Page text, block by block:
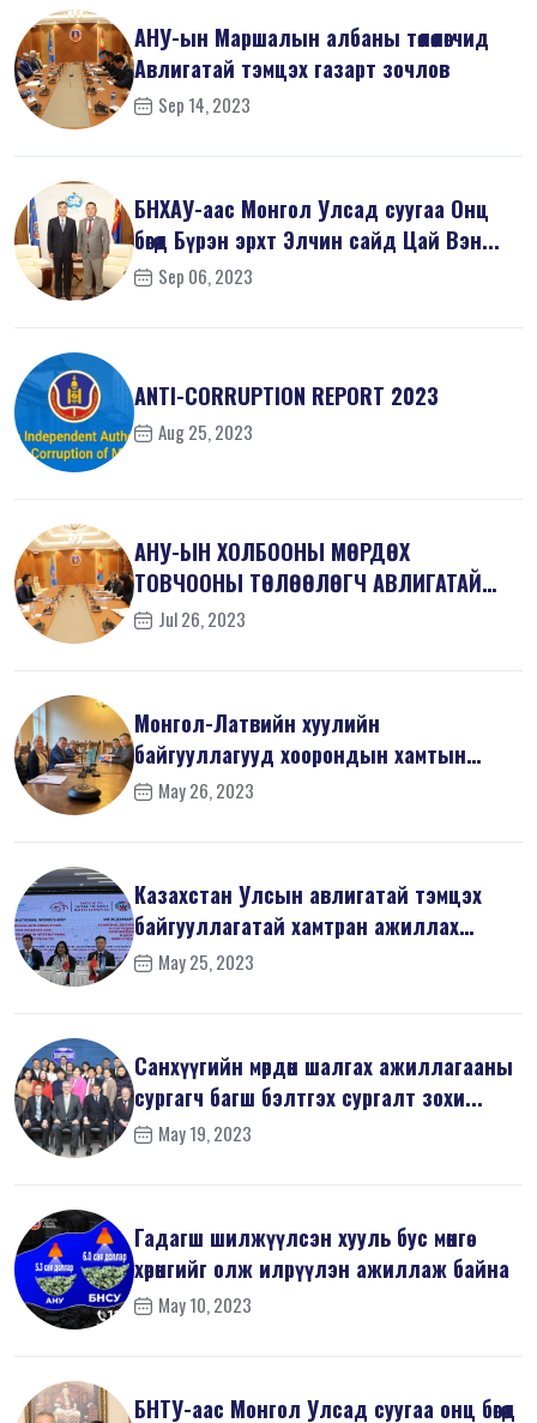
АНУ-ын Маршалын албаны төлөөлөгчид
Авлигатай тэмцэх газарт зочлов
Sep 14, 2023
БНХАУ-аас Монгол Улсад суугаа Онц
бөгөөд Бүрэн эрхт Элчин сайд Цай Вэн...
Sep 06, 2023
ANTI-СORRUPTION REPORT 2023
Aug 25, 2023
АНУ-ЫН ХОЛБООНЫ МӨРДӨХ
ТОВЧООНЫ ТӨЛӨӨЛӨГЧ АВЛИГАТАЙ
ТЭМЦЭХ ГАЗАРТ ЗОЧЛ...
Jul 26, 2023
Монгол-Латвийн хуулийн
байгууллагууд хоорондын хамтын
ажиллагаанд ахиц...
May 26, 2023
Казахстан Улсын авлигатай тэмцэх
байгууллагатай хамтран ажиллах
санамж...
May 25, 2023
Санхүүгийн мөрдөн шалгах ажиллагааны
сургагч багш бэлтгэх сургалт зохи...
May 19, 2023
Гадагш шилжүүлсэн хууль бус мөнгө
хөрөнгийг олж илрүүлэн ажиллаж байна
May 10, 2023
БНТУ-аас Монгол Улсад суугаа онц бөгөөд